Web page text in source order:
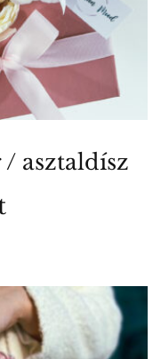
asztaldísz